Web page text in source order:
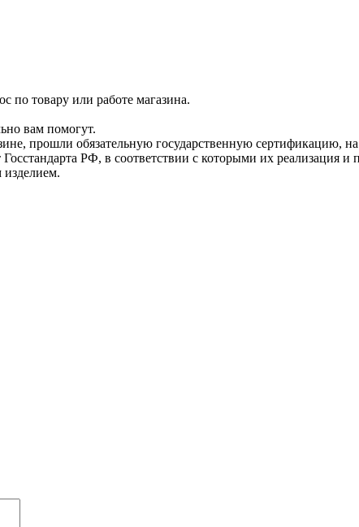
по товару или работе магазина.
вам помогут.
прошли обязательную государственную
РФ, в соответствии с которыми их реализация